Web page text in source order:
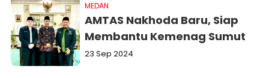
MEDAN
AMTAS Nakhoda Baru, Siap
Membantu Kemenag Sumut
23 Sep 2024